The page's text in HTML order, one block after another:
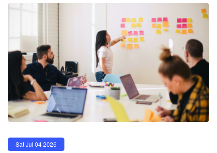
Sat Jul 04 2026